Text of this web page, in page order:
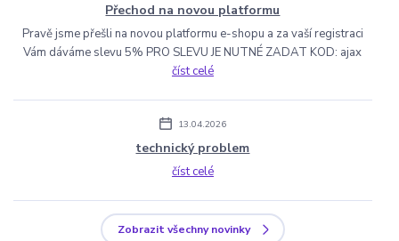
Přechod na novou platformu
Pravě jsme přešli na novou platformu e-shopu a za vaší registraci
Vám dáváme slevu 5% PRO SLEVU JE NUTNÉ ZADAT KOD: ajax
číst celé
13.04.2026
technický problem
číst celé
Zobrazit všechny novinky